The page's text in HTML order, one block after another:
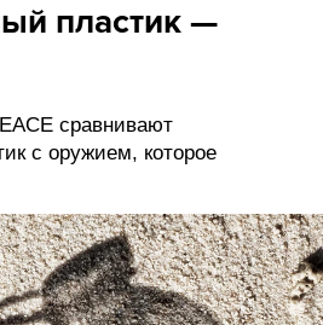
пластик —
сравнивают
с оружием, которое